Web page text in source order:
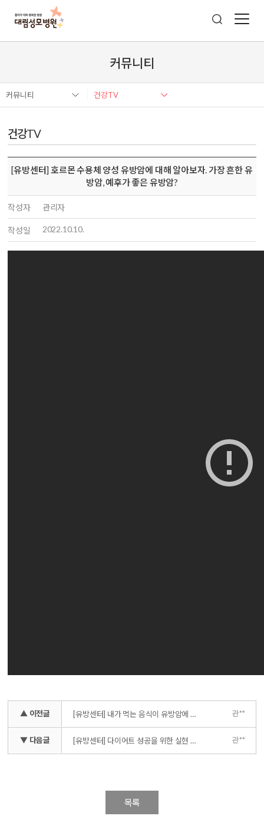
커뮤니티
커뮤니티 건강TV
건강TV
[유방센터] 호르몬 수용체 양성 유방암에 대해 알아보자. 가장 흔한 유
방암, 예후가 좋은 유방암?
작성자 관리자
작성일 2022.10.10.
▲ 이전글 [유방센터] 내가 먹는 음식이 유방암에 안 좋다? 가장 많이 물어보는 음식 Best 5 (우유, 커피, 고기, 회, 콩 ) 관**
▼ 다음글 [유방센터] 다이어트 성공을 위한 실현 가능한 목표 정하는 팁!!! 관**
목록